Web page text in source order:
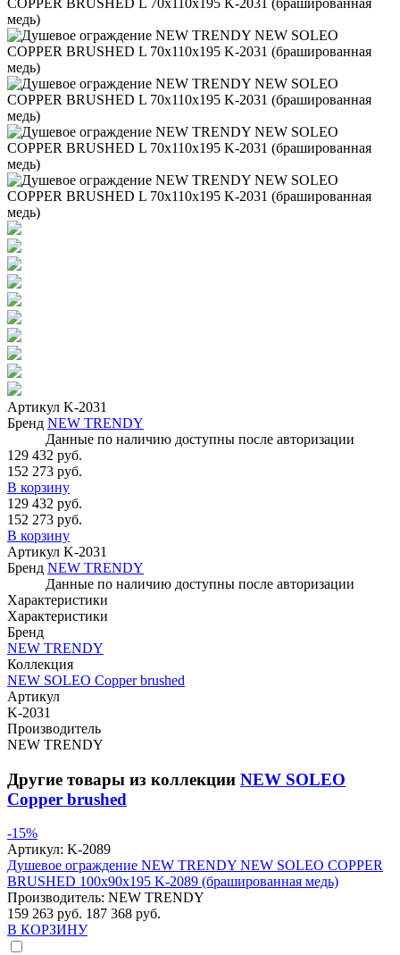
Артикул K-2031
Бренд NEW TRENDY
Данные по наличию доступны после авторизации
129 432 руб.
152 273 руб.
В корзину
129 432 руб.
152 273 руб.
В корзину
Артикул K-2031
Бренд NEW TRENDY
Данные по наличию доступны после авторизации
Характеристики
Характеристики
Бренд
NEW TRENDY
Коллекция
NEW SOLEO Copper brushed
Артикул
K-2031
Производитель
NEW TRENDY
Другие товары из коллекции NEW SOLEO
Copper brushed
-15%
Артикул: K-2089
Душевое ограждение NEW TRENDY NEW SOLEO COPPER
BRUSHED 100x90x195 K-2089 (брашированная медь)
Производитель: NEW TRENDY
159 263 руб. 187 368 руб.
В КОРЗИНУ